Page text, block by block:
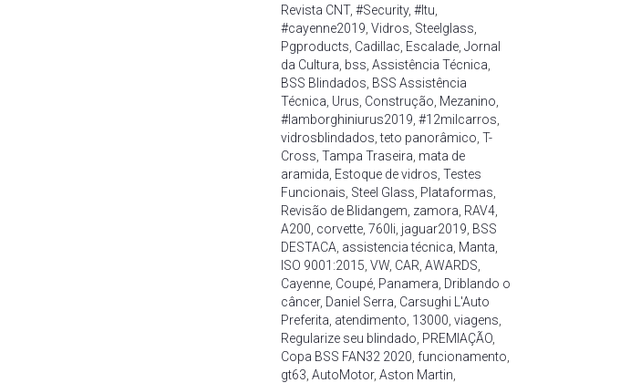
Revista CNT, #Security, #Itu
#cayenne2019 Vidros Steelglass
Pgproducts Cadillac Escalade Jornal
da Cultura bss Assistência Técnica
BSS Blindados BSS Assistência
Técnica Urus Construção Mezanino
#lamborghiniurus2019 #12milcarros
vidrosblindados ,teto panorâmico T-
Cross Tampa Traseira mata de
aramida Estoque de vidros Testes
Funcionais Steel Glass Plataformas
Revisão de Blidangem zamora RAV4
A200 corvette 760li jaguar2019 BSS
DESTACA assistencia técnica Manta
ISO 9001:2015 VW CAR AWARDS
Cayenne Coupé Panamera Driblando o
câncer, Daniel Serra Carsughi L'Auto
Preferita atendimento 13000 viagens
Regularize seu blindado PREMIAÇÃO
Copa BSS FAN32 2020 funcionamento
gt63 AutoMotor, Aston Martin